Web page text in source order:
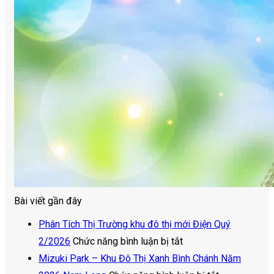
Bài viết gần đây
Phân Tích Thị Trường khu đô thị mới Điện Quý
2/2026 Chức năng bình luận bị tắtở
Phân
Mizuki Park – Khu Đô Thị Xanh Bình Chánh Năm